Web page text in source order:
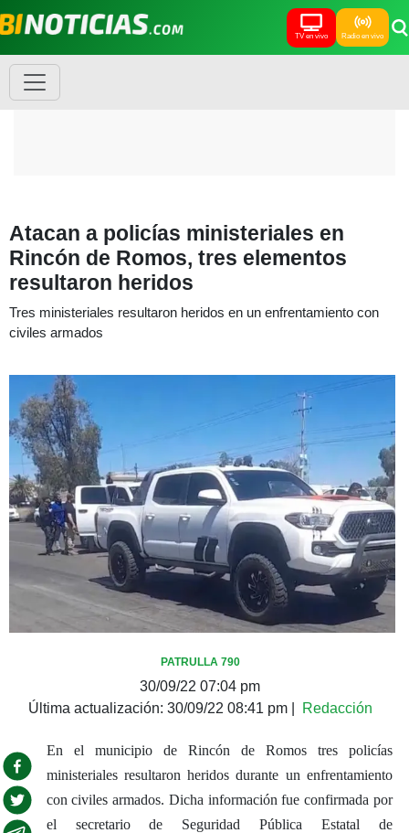
TV en vivo Radio en vivo
Atacan a policías ministeriales en
Rincón de Romos, tres elementos
resultaron heridos
Tres ministeriales resultaron heridos en un enfrentamiento con
civiles armados
PATRULLA 790
30/09/22 07:04 pm
Última actualización: 30/09/22 08:41 pm| Redacción
En el municipio de Rincón de Romos tres policías
ministeriales resultaron heridos durante un enfrentamiento
con civiles armados. Dicha información fue confirmada por
el secretario de Seguridad Pública Estatal de